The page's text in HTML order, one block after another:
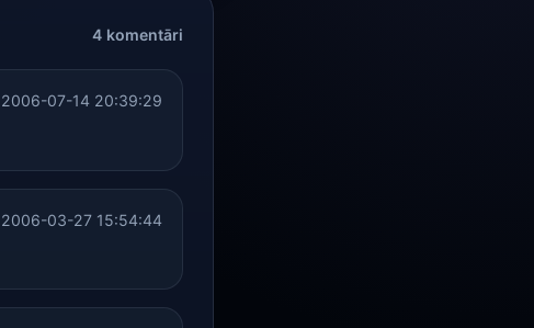
4 komentāri
2006-07-14 20:39:29
2006-03-27 15:54:44